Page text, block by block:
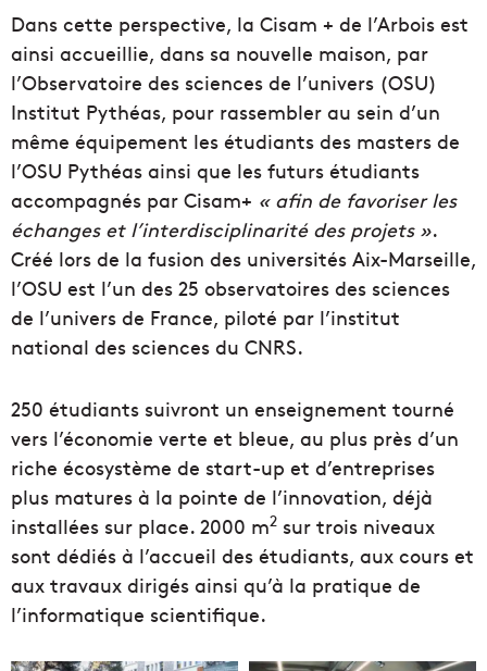
Dans cette perspective, la Cisam + de l’Arbois est
ainsi accueillie, dans sa nouvelle maison, par
l’Observatoire des sciences de l’univers (OSU)
Institut Pythéas, pour rassembler au sein d’un
même équipement les étudiants des masters de
l’OSU Pythéas ainsi que les futurs étudiants
accompagnés par Cisam+ « afin de favoriser les
échanges et l’interdisciplinarité des projets ».
Créé lors de la fusion des universités Aix-Marseille,
l’OSU est l’un des 25 observatoires des sciences
de l’univers de France, piloté par l’institut
national des sciences du CNRS.
250 étudiants suivront un enseignement tourné
vers l’économie verte et bleue, au plus près d’un
riche écosystème de start-up et d’entreprises
plus matures à la pointe de l’innovation, déjà
installées sur place. 2000 m2 sur trois niveaux
sont dédiés à l’accueil des étudiants, aux cours et
aux travaux dirigés ainsi qu’à la pratique de
l’informatique scientifique.